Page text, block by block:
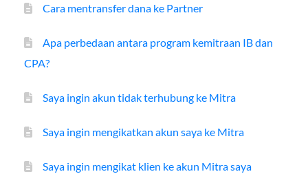
Cara mentransfer dana ke Partner
Apa perbedaan antara program kemitraan IB dan
CPA?
Saya ingin akun tidak terhubung ke Mitra
Saya ingin mengikatkan akun saya ke Mitra
Saya ingin mengikat klien ke akun Mitra saya